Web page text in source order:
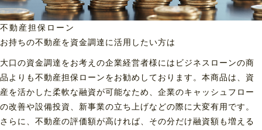
不動産担保ローン
お持ちの不動産を資金調達に活用したい方は
大口の資金調達をお考えの企業経営者様にはビジネスローンの商
品よりも不動産担保ローンをお勧めしております。本商品は、資
産を活かした柔軟な融資が可能なため、企業のキャッシュフロー
の改善や設備投資、新事業の立ち上げなどの際に大変有用です。
さらに、不動産の評価額が高ければ、その分だけ融資額も増える